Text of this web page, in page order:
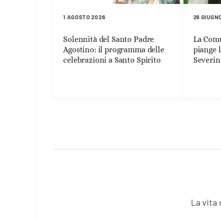
1 AGOSTO 2026
Solennità del Santo Padre
Agostino: il programma delle
celebrazioni a Santo Spirito
26
La
piange
La vita